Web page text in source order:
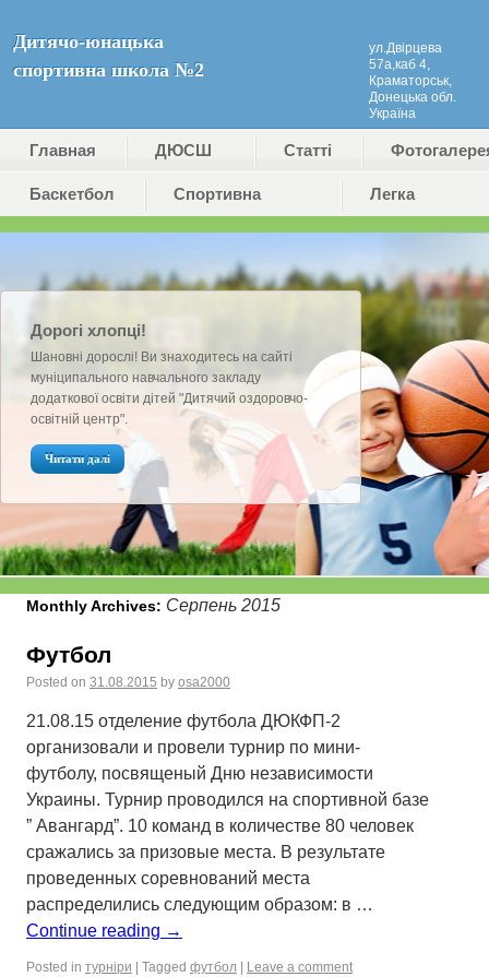
Дитячо-юнацька
спортивна школа №2
ул.Двірцева
57а,каб 4,
Краматорськ,
Донецька обл.
Україна
Главная ДЮСШ
№2
(ДЮКФП
№2)
Статті
Баскетбол Cпортивна
гімнастика
Легка
атлетика
Дорогі хлопці!
Шановні дорослі! Ви знаходитесь на сайті
муніципального навчального закладу
додаткової освіти дітей "Дитячий оздоровчо-
освітній центр".
Читати далі
Monthly Archives: Серпень 2015
Футбол
Posted on 31.08.2015 by osa2000
21.08.15 отделение футбола ДЮКФП-2
организовали и провели турнир по мини-
футболу, посвященый Дню независимости
Украины. Турнир проводился на спортивной базе
” Авангард”. 10 команд в количестве 80 человек
сражались за призовые места. В результате
проведенных соревнований места
распределились следующим образом: в …
Continue reading →
Posted in турніри Tagged футбол Leave a comment